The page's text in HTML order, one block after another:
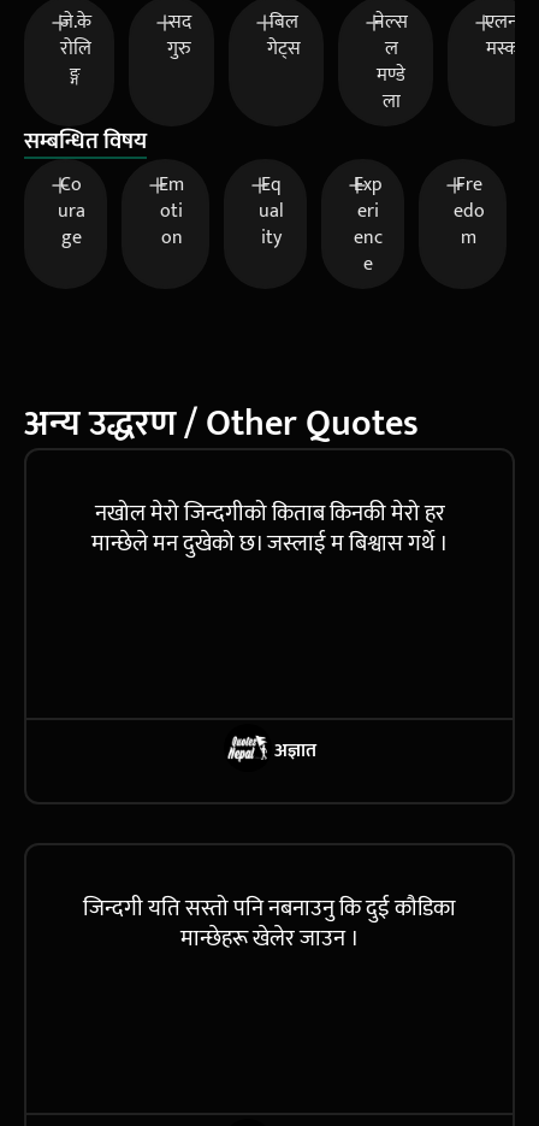
जे.के
रोलि
ङ्ग
सद
गुरु
बिल
गेट्स
नेल्स
ल
मण्डे
ला
एलन
मस्क
सम्बन्धित विषय
Co
ura
ge
Em
oti
on
Eq
ual
ity
Exp
eri
enc
e
Fre
edo
m
अन्य उद्धरण / Other Quotes
नखोल मेरो जिन्दगीको किताब किनकी मेरो हर
मान्छेले मन दुखेको छ। जस्लाई म बिश्वास गर्थे ।
अज्ञात
जिन्दगी यति सस्तो पनि नबनाउनु कि दुई कौडिका
मान्छेहरू खेलेर जाउन ।